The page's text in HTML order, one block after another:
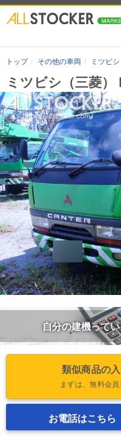
トップ その他の車両 ミツビシ
ミツビシ（三菱）
自分の建機って
類似商品の
まずは、無料会
お電話はこちら